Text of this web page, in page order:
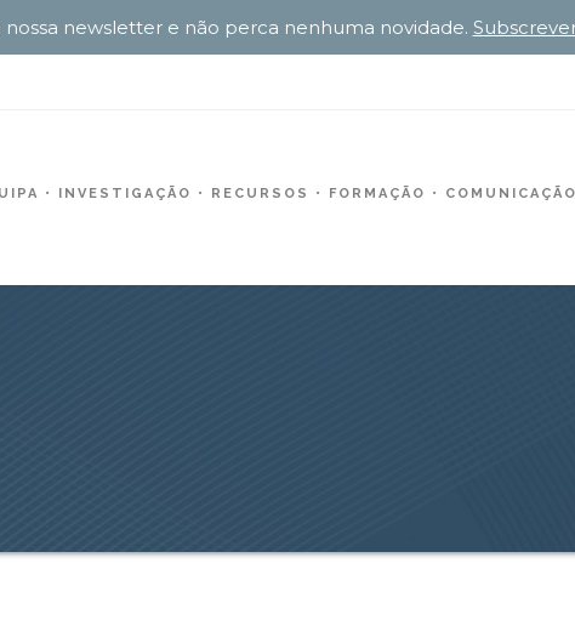
INVESTIGAÇÃO RECURSOS FORMAÇÃO
nossa newsletter e não perca nenhuma novidade.